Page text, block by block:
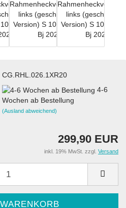
CG.RHL.026.1XR20
4-6
Wochen ab Bestellung
(Ausland abweichend)
299,90 EUR
inkl. 19% MwSt. zzgl. Versand